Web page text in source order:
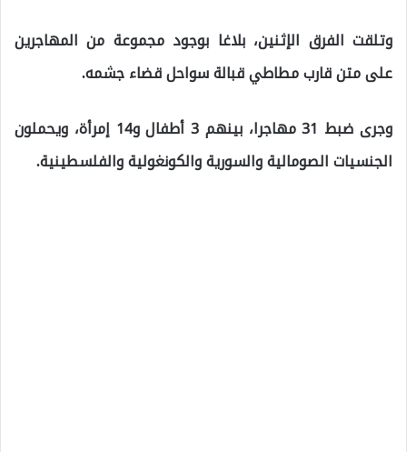
وتلقت الفرق الإثنين، بلاغا بوجود مجموعة من المهاجرين
على متن قارب مطاطي قبالة سواحل قضاء جشمه.
وجرى ضبط 31 مهاجرا، بينهم 3 أطفال و14 إمرأة، ويحملون
الجنسيات الصومالية والسورية والكونغولية والفلسطينية.